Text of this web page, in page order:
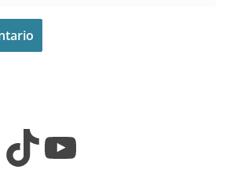
TikTok YouTube